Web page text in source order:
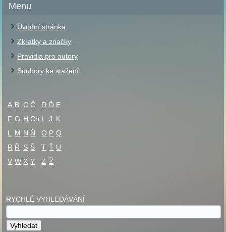
Menu
Úvodní stránka
Zkratky a značky
Pravidla pro autory
Soubory ke stažení
A B C Č D Ď E
F G H Ch I J K
L
M N Ň O P Q
R Ř S Š T Ť U
V W X Y Z Ž
RYCHLÉ VYHLEDÁVÁNÍ